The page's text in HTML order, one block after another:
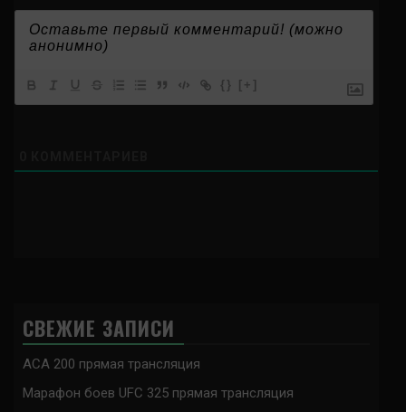
{} [+]
СВЕЖИЕ ЗАПИСИ
ACA 200 прямая трансляция
Марафон боев UFC 325 прямая трансляция